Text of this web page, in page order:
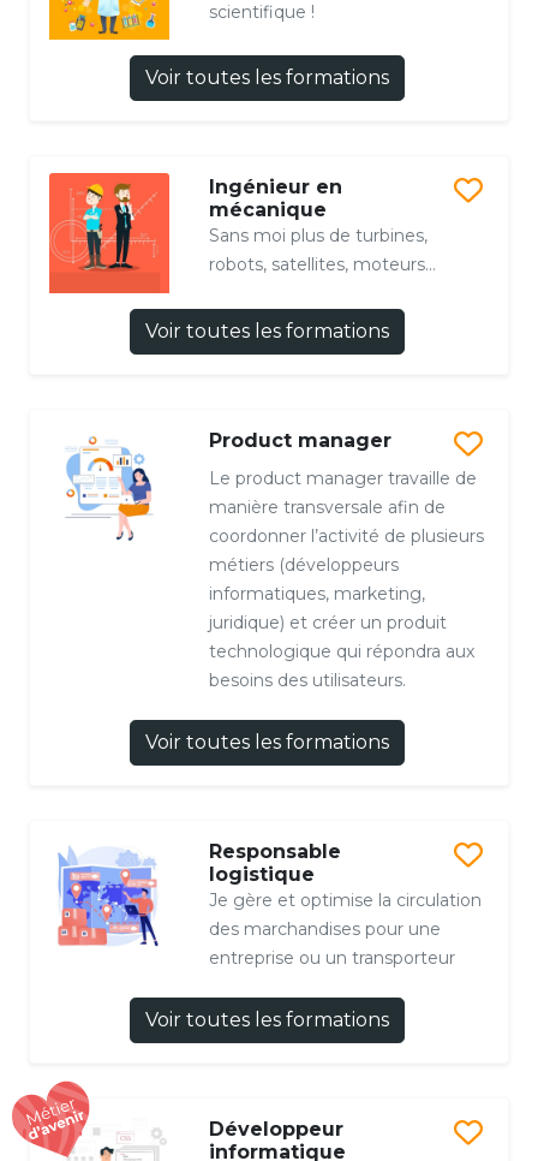
scientifique !
Voir toutes les formations
Ingénieur en
mécanique
Sans moi plus de turbines,
robots, satellites, moteurs...
Voir toutes les formations
Product manager
Le product manager travaille de
manière transversale afin de
coordonner l’activité de plusieurs
métiers (développeurs
informatiques, marketing,
juridique) et créer un produit
technologique qui répondra aux
besoins des utilisateurs.
Voir toutes les formations
Responsable
logistique
Je gère et optimise la circulation
des marchandises pour une
entreprise ou un transporteur
Voir toutes les formations
Développeur
informatique